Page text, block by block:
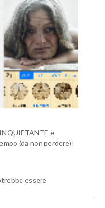
e
(da non perdere)!
essere